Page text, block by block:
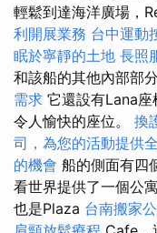
輕鬆到達海洋廣場，
利開展業務 台中運動
眠於寧靜的土地 長照
和該船的其他內部部
需求 它還設有Lana
令人愉快的座位。 換
司，為您的活動提供
的機會 船的側面有四
看世界提供了一個公
也是Plaza 台南搬家